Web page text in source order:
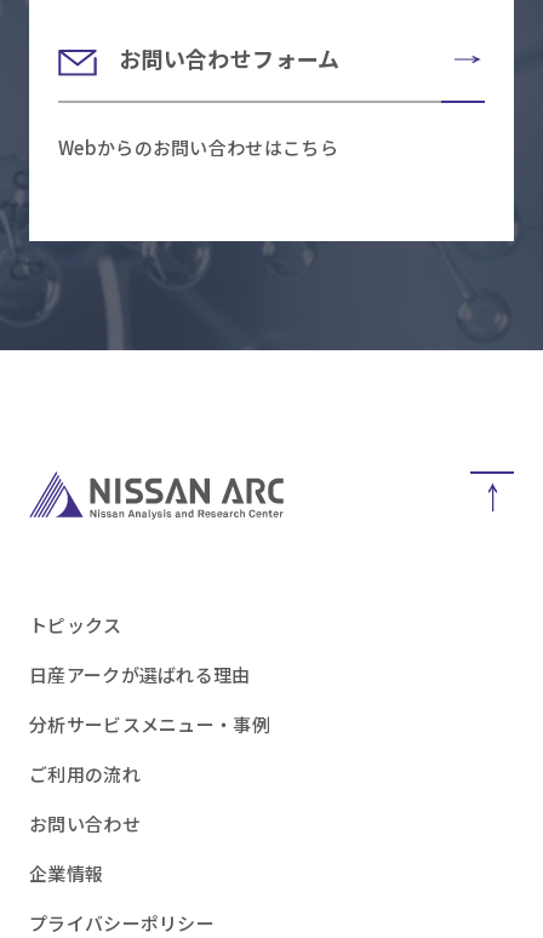
お問い合わせフォーム
Webからのお問い合わせはこちら
トピックス
日産アークが選ばれる理由
分析サービスメニュー・事例
ご利用の流れ
お問い合わせ
企業情報
プライバシーポリシー